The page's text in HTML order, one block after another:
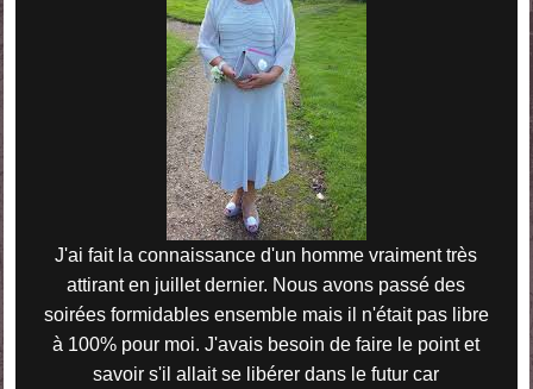
J'ai fait la connaissance d'un homme vraiment très
attirant en juillet dernier. Nous avons passé des
soirées formidables ensemble mais il n'était pas libre
à 100% pour moi. J'avais besoin de faire le point et
savoir s'il allait se libérer dans le futur car